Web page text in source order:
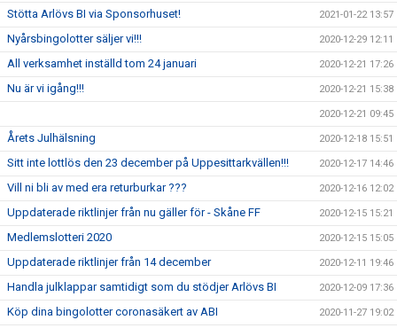
Stötta Arlövs BI via Sponsorhuset! 2021-01-22 13:57
Nyårsbingolotter säljer vi!!! 2020-12-29 12:11
All verksamhet inställd tom 24 januari 2020-12-21 17:26
Nu är vi igång!!! 2020-12-21 15:38
2020-12-21 09:45
Årets Julhälsning 2020-12-18 15:51
Sitt inte lottlös den 23 december på Uppesittarkvällen!!! 2020-12-17 14:46
Vill ni bli av med era returburkar ??? 2020-12-16 12:02
Uppdaterade riktlinjer från nu gäller för - Skåne FF 2020-12-15 15:21
Medlemslotteri 2020 2020-12-15 15:05
Uppdaterade riktlinjer från 14 december 2020-12-11 19:46
Handla julklappar samtidigt som du stödjer Arlövs BI 2020-12-09 17:36
Köp dina bingolotter coronasäkert av ABI 2020-11-27 19:02